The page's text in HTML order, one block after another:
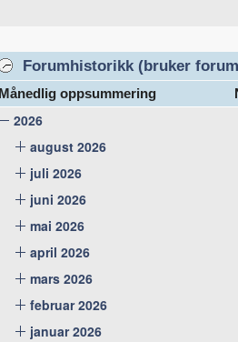
Forumhistorikk (bruker
Månedlig oppsummering
2026
august 2026
juli 2026
juni 2026
mai 2026
april 2026
mars 2026
februar 2026
januar 2026